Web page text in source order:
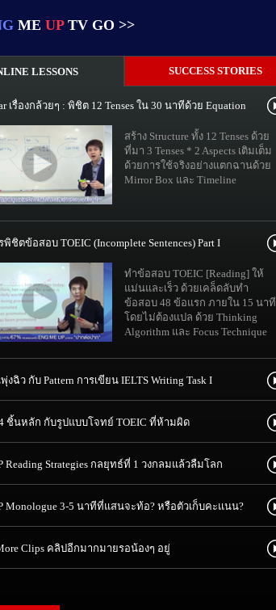
ME UPTV GO >>
LESSONS SUCCESS STORIES
เรื่องกล้วยๆ : พิชิต 12 Tenses ใน 30 นาทีด้วย Equation
สร้าง Structure ทั้ง 12 Tenses ด้วย
ที่มา 3 Tenses * 2 Aspects เติมเต็ม
ด้วยการใช้จริงอย่างแตกฉานด้วย
Mirror Box และ Timeline
ชิตข้อสอบ TOEIC (Incomplete Sentences) Part I
ทำข้อสอบ TOEIC [Reading] ให้
แม่นและเร็ว ด้วยเคล็ดลับทำ
ข้อสอบ 48 ข้อแรก ภายใน 15 นาที
โดยไม่ต้องแปล ด้วย Thinking
Algorithm และ Focus Technique
ฉิว กับ Pattern การเขียน IELTS Writing Task I
4 ชิ้นหลัก กับรูปแบบโจทย์ TOEIC ที่ห้ามผิด
Reading Strategies กลยุทธ์ที่ 1 วงกลมแล้วลืมโลก
Monologue 3-5 นาทีที่แสนจะท้อ? หรือตัวเก็บคะแนน?
Clips คลิปอีกมากมายรอน้องๆ อยู่